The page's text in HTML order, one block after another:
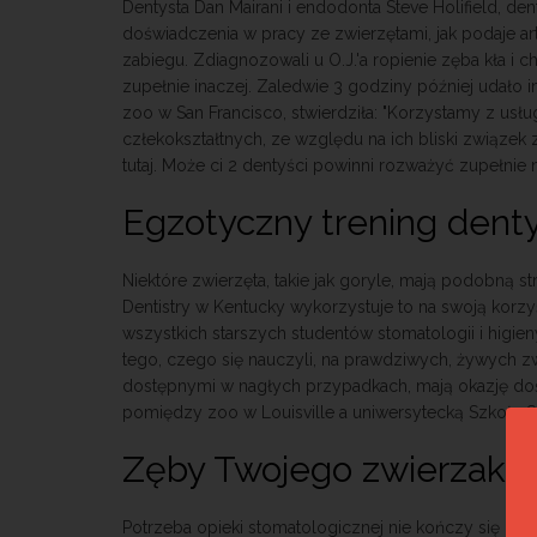
Dentysta Dan Mairani i endodonta Steve Holifield,
doświadczenia w pracy ze zwierzętami, jak podaje
zabiegu. Zdiagnozowali u O.J.'a ropienie zęba kła
zupełnie inaczej. Zaledwie 3 godziny później
zoo w San Francisco, stwierdziła: "Korzystamy z
człekokształtnych, ze względu na ich bliski związek
tutaj. Może ci 2 dentyści powinni rozważyć
Egzotyczny trening
Niektóre zwierzęta, takie jak goryle, mają podobną
Dentistry w Kentucky wykorzystuje to na swoją
wszystkich starszych studentów stomatologii i
tego, czego się nauczyli, na prawdziwych, żywych
dostępnymi w nagłych przypadkach, mają okazję
pomiędzy zoo w Louisville a uniwersytecką Szkołą
Zęby Twojego zwierzaka
Potrzeba opieki stomatologicznej nie kończy się na